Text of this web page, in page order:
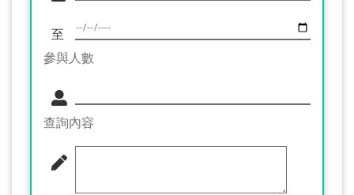
至
參與人數
查詢內容